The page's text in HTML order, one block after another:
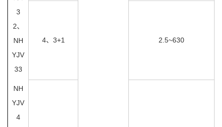
3
2、
NH
YJV
33
NH
YJV
4
4、3+1 2.5~630